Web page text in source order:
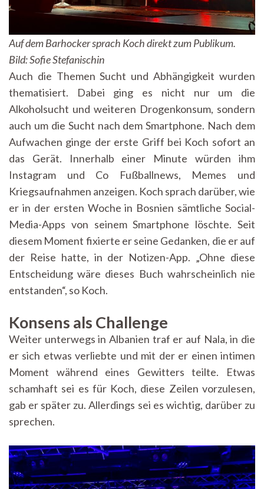
Auf dem Barhocker sprach Koch direkt zum Publikum.
Bild: Sofie Stefanischin
Auch die Themen Sucht und Abhängigkeit wurden
thematisiert. Dabei ging es nicht nur um die
Alkoholsucht und weiteren Drogenkonsum, sondern
auch um die Sucht nach dem Smartphone. Nach dem
Aufwachen ginge der erste Griff bei Koch sofort an
das Gerät. Innerhalb einer Minute würden ihm
Instagram und Co Fußballnews, Memes und
Kriegsaufnahmen anzeigen. Koch sprach darüber, wie
er in der ersten Woche in Bosnien sämtliche Social-
Media-Apps von seinem Smartphone löschte. Seit
diesem Moment fixierte er seine Gedanken, die er auf
der Reise hatte, in der Notizen-App. „Ohne diese
Entscheidung wäre dieses Buch wahrscheinlich nie
entstanden“, so Koch.
Konsens als Challenge
Weiter unterwegs in Albanien traf er auf Nala, in die
er sich etwas verliebte und mit der er einen intimen
Moment während eines Gewitters teilte. Etwas
schamhaft sei es für Koch, diese Zeilen vorzulesen,
gab er später zu. Allerdings sei es wichtig, darüber zu
sprechen.